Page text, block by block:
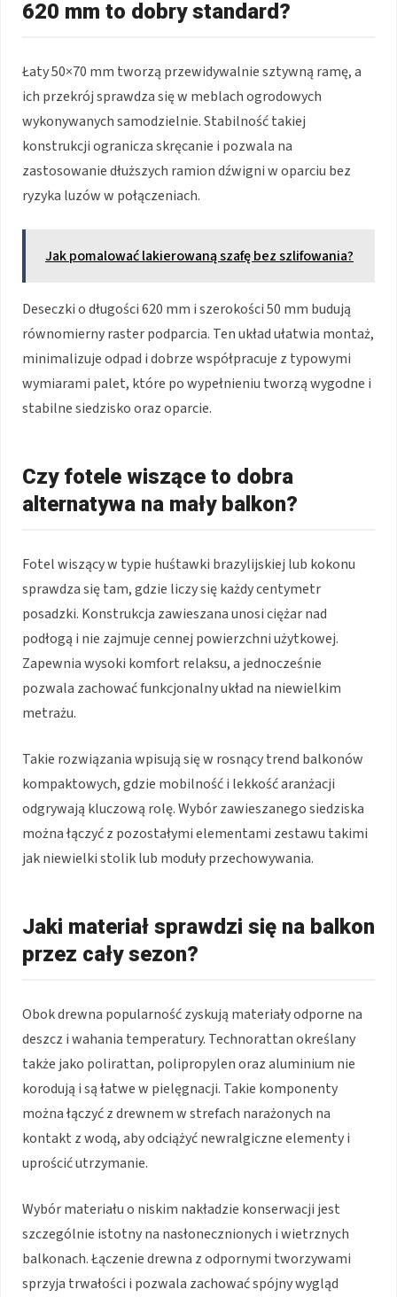
620 mm to dobry standard?
Łaty 50×70 mm tworzą przewidywalnie sztywną ramę, a
ich przekrój sprawdza się w meblach ogrodowych
wykonywanych samodzielnie. Stabilność takiej
konstrukcji ogranicza skręcanie i pozwala na
zastosowanie dłuższych ramion dźwigni w oparciu bez
ryzyka luzów w połączeniach.
Jak pomalować lakierowaną szafę bez szlifowania?
Deseczki o długości 620 mm i szerokości 50 mm budują
równomierny raster podparcia. Ten układ ułatwia montaż,
minimalizuje odpad i dobrze współpracuje z typowymi
wymiarami palet, które po wypełnieniu tworzą wygodne i
stabilne siedzisko oraz oparcie.
Czy fotele wiszące to dobra
alternatywa na mały balkon?
Fotel wiszący w typie huśtawki brazylijskiej lub kokonu
sprawdza się tam, gdzie liczy się każdy centymetr
posadzki. Konstrukcja zawieszana unosi ciężar nad
podłogą i nie zajmuje cennej powierzchni użytkowej.
Zapewnia wysoki komfort relaksu, a jednocześnie
pozwala zachować funkcjonalny układ na niewielkim
metrażu.
Takie rozwiązania wpisują się w rosnący trend balkonów
kompaktowych, gdzie mobilność i lekkość aranżacji
odgrywają kluczową rolę. Wybór zawieszanego siedziska
można łączyć z pozostałymi elementami zestawu takimi
jak niewielki stolik lub moduły przechowywania.
Jaki materiał sprawdzi się na balkon
przez cały sezon?
Obok drewna popularność zyskują materiały odporne na
deszcz i wahania temperatury. Technorattan określany
także jako polirattan, polipropylen oraz aluminium nie
korodują i są łatwe w pielęgnacji. Takie komponenty
można łączyć z drewnem w strefach narażonych na
kontakt z wodą, aby odciążyć newralgiczne elementy i
uprościć utrzymanie.
Wybór materiału o niskim nakładzie konserwacji jest
szczególnie istotny na nasłonecznionych i wietrznych
balkonach. Łączenie drewna z odpornymi tworzywami
sprzyja trwałości i pozwala zachować spójny wygląd